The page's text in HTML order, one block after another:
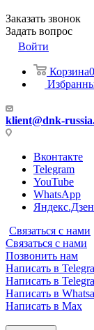
Заказать звонок
Задать вопрос
Войти
Корзина0
klient@dnk-
Вконтакте
Telegram
YouTube
WhatsApp
Яндекс.Дзен
Связаться с нами
Связаться с нами
Позвонить нам
Написать в
Написать в
Написать в
Написать в Max